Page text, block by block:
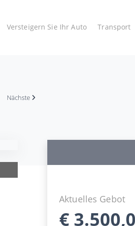
Versteigern Sie Ihr Auto Transport
Nächste
Aktuelles Gebot
€